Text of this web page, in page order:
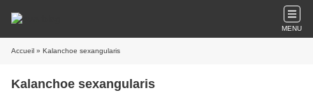
MENU
Accueil » Kalanchoe sexangularis
Kalanchoe sexangularis